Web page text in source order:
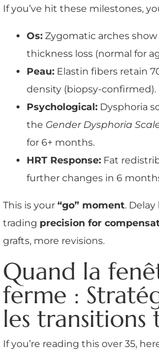
If you’ve hit these milestones,
Os: Zygomatic arches show
thickness loss (normal for
Peau: Elastin fibers retain
density (biopsy-confirmed).
Psychological: Dysphoria
the Gender Dysphoria
for 6+ months.
HRT Response: Fat
further changes in 6
This is your “go” moment. Delay
trading precision for
grafts, more revisions.
Quand la
ferme :
les transitions
If you’re reading this over 35,